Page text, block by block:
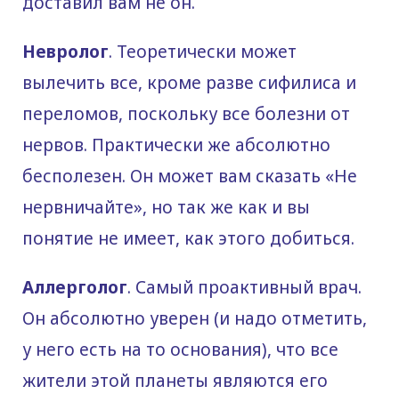
Невролог. Теоретически может
вылечить все, кроме разве сифилиса и
переломов, поскольку все болезни от
нервов. Практически же абсолютно
бесполезен. Он может вам сказать «Не
нервничайте», но так же как и вы
понятие не имеет, как этого добиться.
Аллерголог. Самый проактивный врач.
Он абсолютно уверен (и надо отметить,
у него есть на то основания), что все
жители этой планеты являются его